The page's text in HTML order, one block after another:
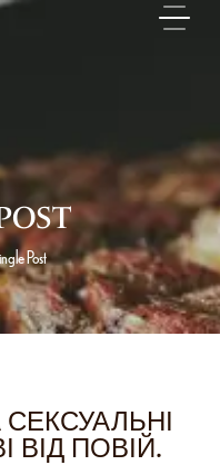
Post
СЕКСУАЛЬНІ
ВІД ПОВІЙ.